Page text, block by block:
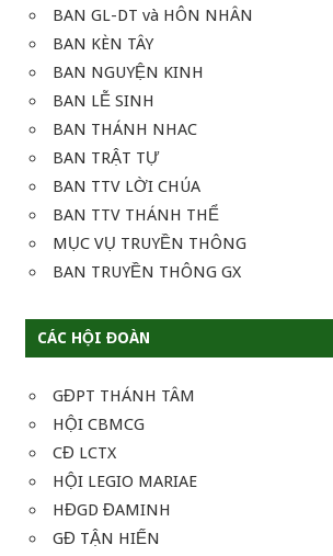
BAN GL-DT và HÔN NHÂN
BAN KÈN TÂY
BAN NGUYỆN KINH
BAN LỄ SINH
BAN THÁNH NHAC
BAN TRẬT TỰ
BAN TTV LỜI CHÚA
BAN TTV THÁNH THỂ
MỤC VỤ TRUYỀN THÔNG
BAN TRUYỀN THÔNG GX
CÁC HỘI ĐOÀN
GĐPT THÁNH TÂM
HỘI CBMCG
CĐ LCTX
HỘI LEGIO MARIAE
HĐGD ĐAMINH
GĐ TẬN HIẾN